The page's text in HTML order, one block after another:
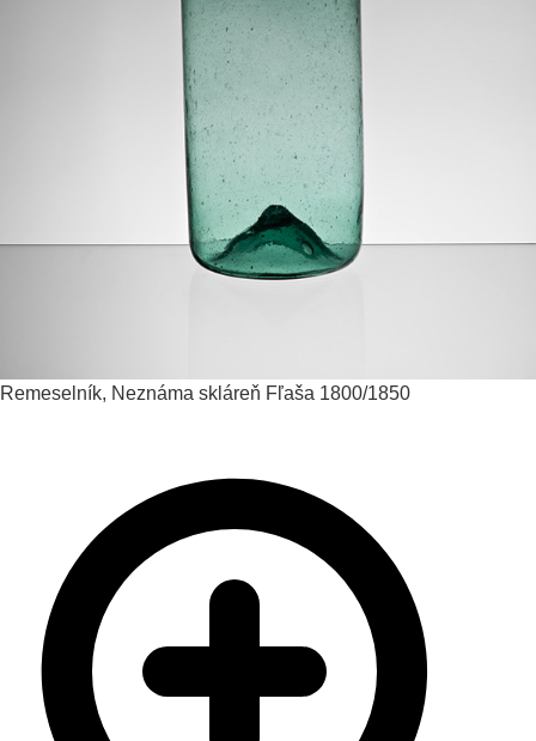
Remeselník, Neznáma skláreň Fľaša 1800/1850